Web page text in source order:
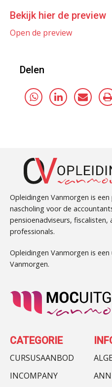
Bekijk hier de preview
Open de preview
Delen
Opleidingen Vanmorgen is
nascholing voor de
pensioenadviseurs, fiscalisten,
professionals.
Opleidingen Vanmorgen is
Vanmorgen.
CATEGORIE
CURSUSAANBOD
INCOMPANY